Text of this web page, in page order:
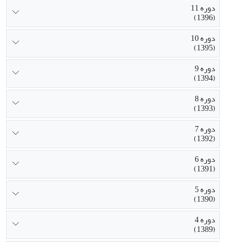
دوره 11
(1396)
دوره 10
(1395)
دوره 9
(1394)
دوره 8
(1393)
دوره 7
(1392)
دوره 6
(1391)
دوره 5
(1390)
دوره 4
(1389)